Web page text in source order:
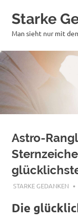
Inhalt
springen
Starke
Man sieht nur mit
Astro-
JULI 14, 2018
STARKE GEDANKEN
Die